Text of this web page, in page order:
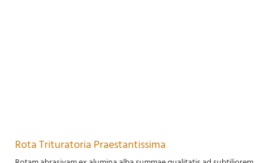
Rota Trituratoria Praestantissima